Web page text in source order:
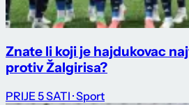
Znate li koji je hajdukovac
protiv Žalgirisa?
PRIJE 5 SATI · Sport